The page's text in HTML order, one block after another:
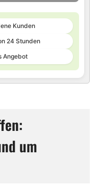
Kunden
24 Stunden
Angebot
um